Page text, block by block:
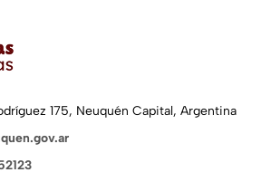
175, Neuquén Capital, Argentina